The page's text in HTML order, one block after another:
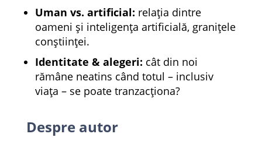
Uman vs. artificial: relația dintre
oameni și inteligența artificială, granițele
conștiinței.
Identitate & alegeri: cât din noi
rămâne neatins când totul – inclusiv
viața – se poate tranzacționa?
Despre autor